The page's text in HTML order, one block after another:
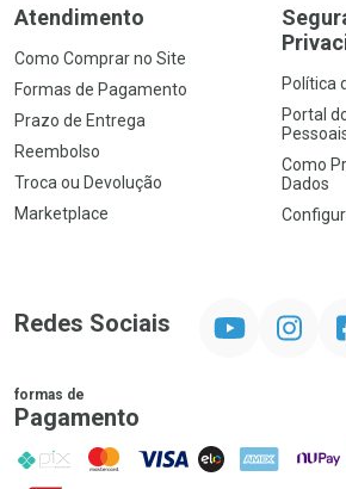
Atendimento
Como Comprar no Site
Formas de Pagamento
Prazo de Entrega
Reembolso
Troca ou Devolução
Marketplace
Política
Portal
Como
Dados
Redes Sociais Instagram
formas de
Pagamento
PIX MasterCard
VISA ELO AMEX NuPay